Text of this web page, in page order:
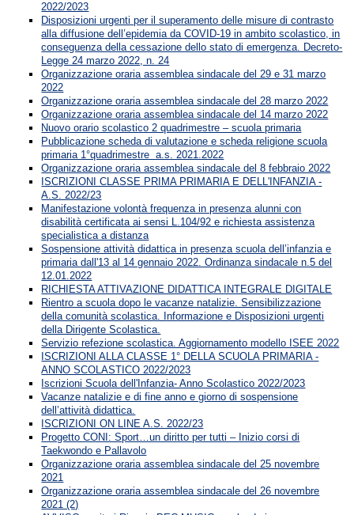
2022/2023
Disposizioni urgenti per il superamento delle misure di contrasto
alla diffusione dell’epidemia da COVID-19 in ambito scolastico, in
conseguenza della cessazione dello stato di emergenza. Decreto-
Legge 24 marzo 2022, n. 24
Organizzazione oraria assemblea sindacale del 29 e 31 marzo
2022
Organizzazione oraria assemblea sindacale del 28 marzo 2022
Organizzazione oraria assemblea sindacale del 14 marzo 2022
Nuovo orario scolastico 2 quadrimestre – scuola primaria
Pubblicazione scheda di valutazione e scheda religione scuola
primaria 1°quadrimestre a.s. 2021.2022
Organizzazione oraria assemblea sindacale del 8 febbraio 2022
ISCRIZIONI CLASSE PRIMA PRIMARIA E DELL'INFANZIA -
A.S. 2022/23
Manifestazione volontà frequenza in presenza alunni con
disabilità certificata ai sensi L.104/92 e richiesta assistenza
specialistica a distanza
Sospensione attività didattica in presenza scuola dell’infanzia e
primaria dall'13 al 14 gennaio 2022. Ordinanza sindacale n.5 del
12.01.2022
RICHIESTA ATTIVAZIONE DIDATTICA INTEGRALE DIGITALE
Rientro a scuola dopo le vacanze natalizie. Sensibilizzazione
della comunità scolastica. Informazione e Disposizioni urgenti
della Dirigente Scolastica.
Servizio refezione scolastica. Aggiornamento modello ISEE 2022
ISCRIZIONI ALLA CLASSE 1° DELLA SCUOLA PRIMARIA -
ANNO SCOLASTICO 2022/2023
Iscrizioni Scuola dell'Infanzia- Anno Scolastico 2022/2023
Vacanze natalizie e di fine anno e giorno di sospensione
dell’attività didattica.
ISCRIZIONI ON LINE A.S. 2022/23
Progetto CONI: Sport…un diritto per tutti – Inizio corsi di
Taekwondo e Pallavolo
Organizzazione oraria assemblea sindacale del 25 novembre
2021
Organizzazione oraria assemblea sindacale del 26 novembre
2021 (2)